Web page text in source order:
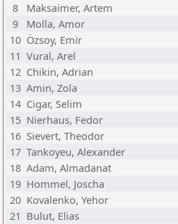
8
Maksaimer, Artem
9
Molla, Amor
10 Özsoy, Emir
11 Vural, Arel
12 Chikin, Adrian
13 Amin, Zola
14 Cigar, Selim
15 Nierhaus, Fedor
16 Sievert, Theodor
17 Tankoyeu, Alexander
18 Adam, Almadanat
19 Hommel, Joscha
20 Kovalenko, Yehor
21 Bulut, Elias